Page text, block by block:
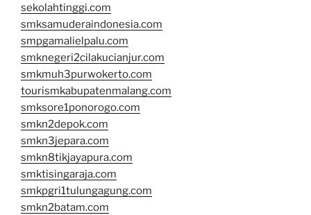
sekolahtinggi.com
smksamuderaindonesia.com
smpgamalielpalu.com
smknegeri2cilakucianjur.com
smkmuh3purwokerto.com
tourismkabupatenmalang.com
smksore1ponorogo.com
smkn2depok.com
smkn3jepara.com
smkn8tikjayapura.com
smktisingaraja.com
smkpgri1tulungagung.com
smkn2batam.com